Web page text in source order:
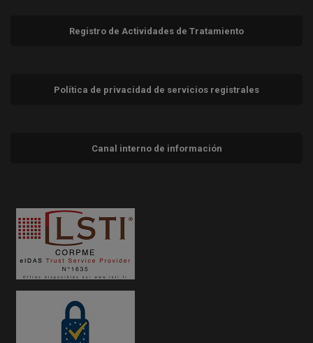
Registro de Actividades de Tratamiento
Política de privacidad de servicios registrales
Canal interno de información